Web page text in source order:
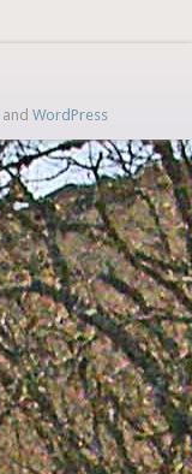
and WordPress